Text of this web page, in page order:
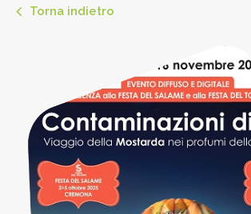
Torna indietro